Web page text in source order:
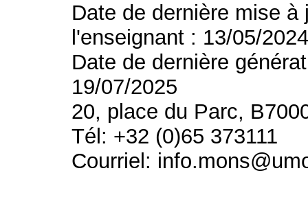
Date de dernière mise
l'enseignant : 13/05/
Date de dernière
19/07/2025
20, place du Parc,
Tél: +32 (0)65 373111
Courriel: